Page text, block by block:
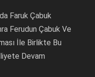
Faruk Çabuk
Ferudun Çabuk Ve
İle Birlikte Bu
Devam